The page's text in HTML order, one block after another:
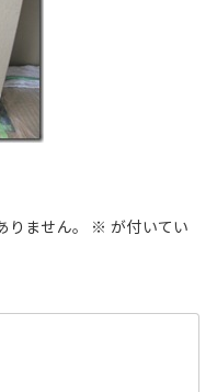
ません。 ※ が付いてい